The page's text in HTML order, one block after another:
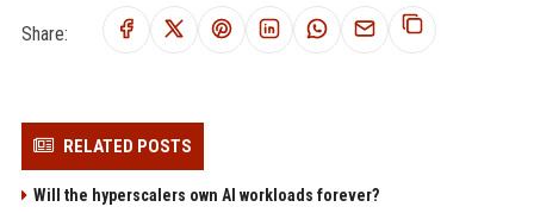
Share:
RELATED POSTS
Will the hyperscalers own AI workloads forever?